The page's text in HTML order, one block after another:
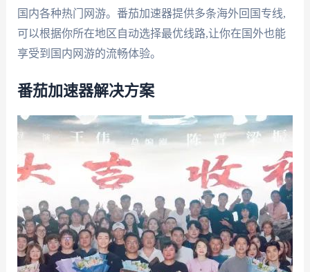
国内各种热门网游。番茄加速器提供多条海外回国专线,
可以根据你所在地区自动选择最优线路,让你在国外也能
享受到国内网游的流畅体验。
番茄加速器解决方案